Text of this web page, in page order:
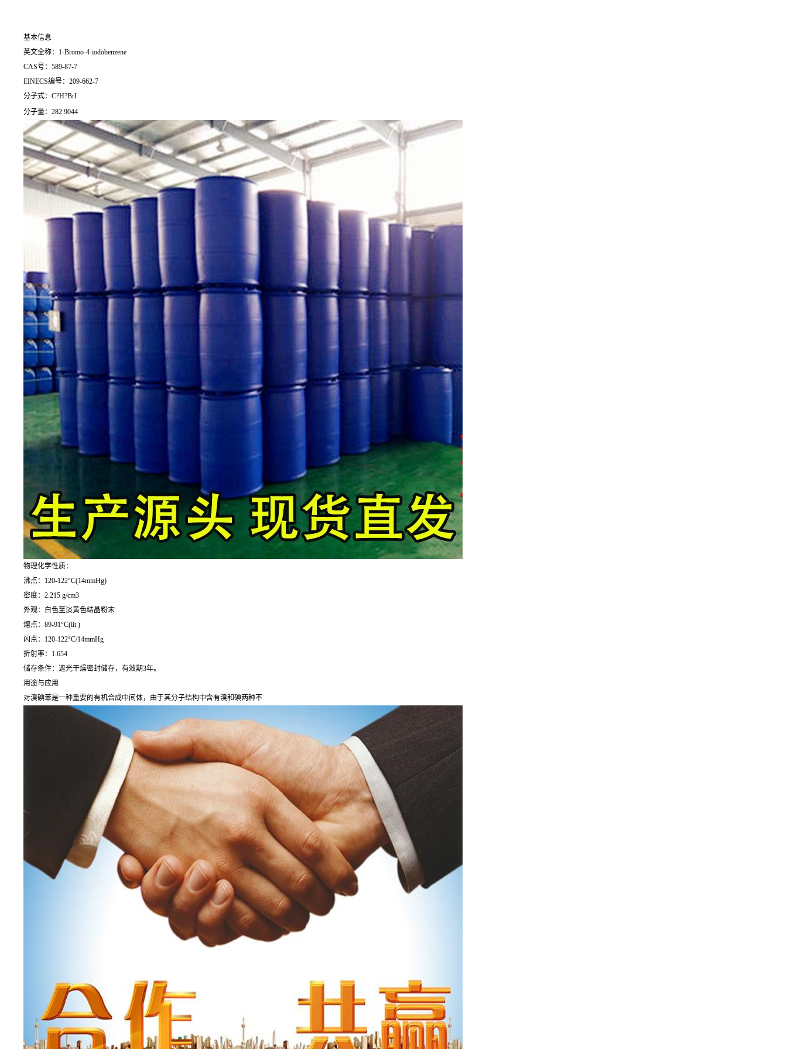
基本信息
英文全称：1-Bromo-4-iodobenzene
CAS号：589-87-7
EINECS编号：209-662-7
分子式：C?H?BrI
分子量：282.9044
物理化学性质：
沸点：120-122°C(14mmHg)
密度：2.215 g/cm3
外观：白色至淡黄色结晶粉末
熔点：89-91°C(lit.)
闪点：120-122°C/14mmHg
折射率：1.654
储存条件：遮光干燥密封储存，有效期3年。
用途与应用
对溴碘苯是一种重要的有机合成中间体，由于其分子结构中含有溴和碘两种不